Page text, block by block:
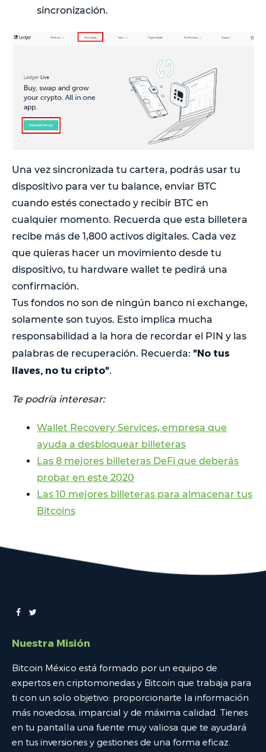
sincronización.
Una vez sincronizada tu cartera, podrás usar tu
dispositivo para ver tu balance, enviar BTC
cuando estés conectado y recibir BTC en
cualquier momento. Recuerda que esta billetera
recibe más de 1,800 activos digitales. Cada vez
que quieras hacer un movimiento desde tu
dispositivo, tu hardware wallet te pedirá una
confirmación.
Tus fondos no son de ningún banco ni exchange,
solamente son tuyos. Esto implica mucha
responsabilidad a la hora de recordar el PIN y las
palabras de recuperación. Recuerda: "No tus
llaves, no tu cripto".
Te podría interesar:
Wallet Recovery Services, empresa que
ayuda a desbloquear billeteras
Las 8 mejores billeteras DeFi que deberás
probar en este 2020
Las 10 mejores billeteras para almacenar tus
Bitcoins
Nuestra Misión
Bitcoin México está formado por un equipo de
expertos en criptomonedas y Bitcoin que trabaja para
ti con un solo objetivo: proporcionarte la información
más novedosa, imparcial y de máxima calidad. Tienes
en tu pantalla una fuente muy valiosa que te ayudará
en tus inversiones y gestiones de una forma eficaz.